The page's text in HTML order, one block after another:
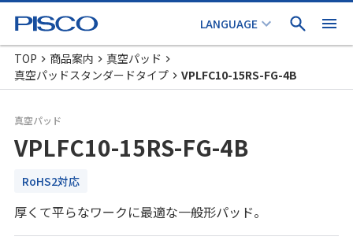
TOP 商品案内
真空パッド
真空パッドスタンダードタイプ
VPLFC10-15RS-FG-4B
真空パッド
VPLFC10-15RS-FG-4B
RoHS2対応
厚くて平らなワークに最適な一般形パッド。